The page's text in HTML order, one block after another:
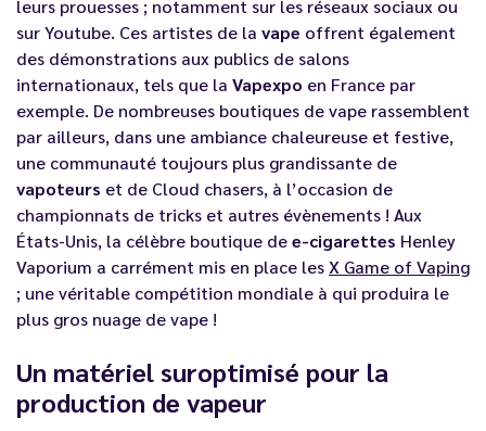
leurs prouesses ; notamment sur les réseaux sociaux ou
sur Youtube. Ces artistes de la vape offrent également
des démonstrations aux publics de salons
internationaux, tels que la Vapexpo en France par
exemple. De nombreuses boutiques de vape rassemblent
par ailleurs, dans une ambiance chaleureuse et festive,
une communauté toujours plus grandissante de
vapoteurs et de Cloud chasers, à l’occasion de
championnats de tricks et autres évènements ! Aux
États-Unis, la célèbre boutique dee-cigarettes Henley
Vaporium a carrément mis en place les X Game of Vaping
; une véritable compétition mondiale à qui produira le
plus gros nuage de vape !
Un matériel suroptimisé pour la
production de vapeur